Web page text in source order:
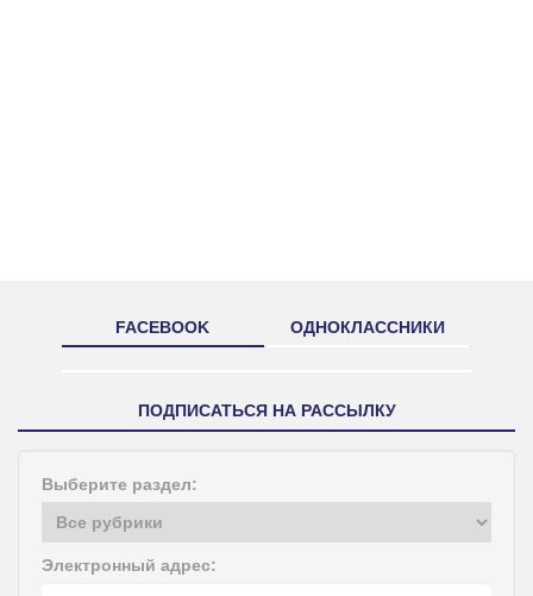
FACEBOOK ОДНОКЛАССНИКИ
ПОДПИСАТЬСЯ НА РАССЫЛКУ
Выберите раздел:
Электронный адрес: